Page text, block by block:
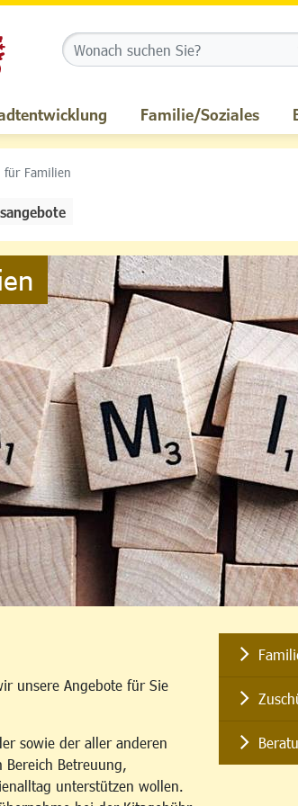
Familie/Soziales
Familien
unsere Angebote für Sie
sowie der aller anderen
Bereich Betreuung,
unterstützen wollen.